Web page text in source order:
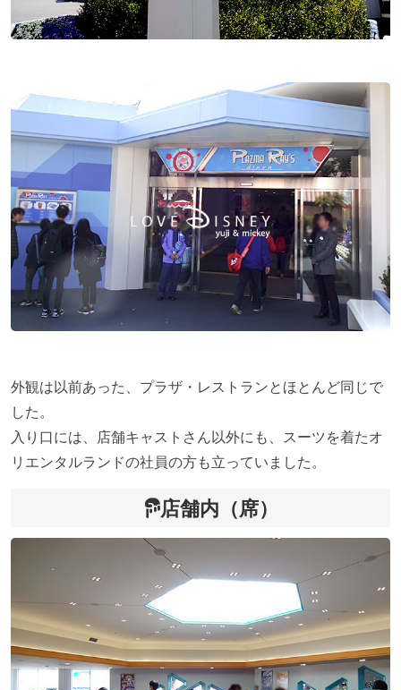
外観は以前あった、プラザ・レストランとほとんど同じで
した。
入り口には、店舗キャストさん以外にも、スーツを着たオ
リエンタルランドの社員の方も立っていました。
店舗内（席）